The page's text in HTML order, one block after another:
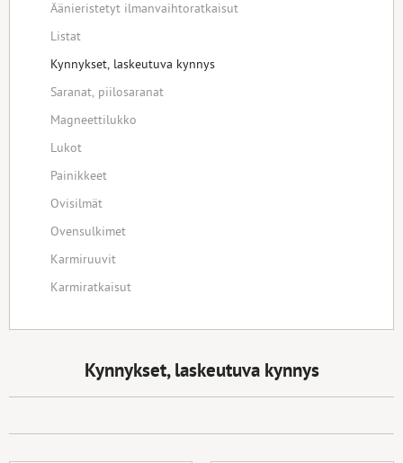
Äänieristetyt ilmanvaihtoratkaisut
Listat
Kynnykset, laskeutuva kynnys
Saranat, piilosaranat
Magneettilukko
Lukot
Painikkeet
Ovisilmät
Ovensulkimet
Karmiruuvit
Karmiratkaisut
Kynnykset, laskeutuva kynnys